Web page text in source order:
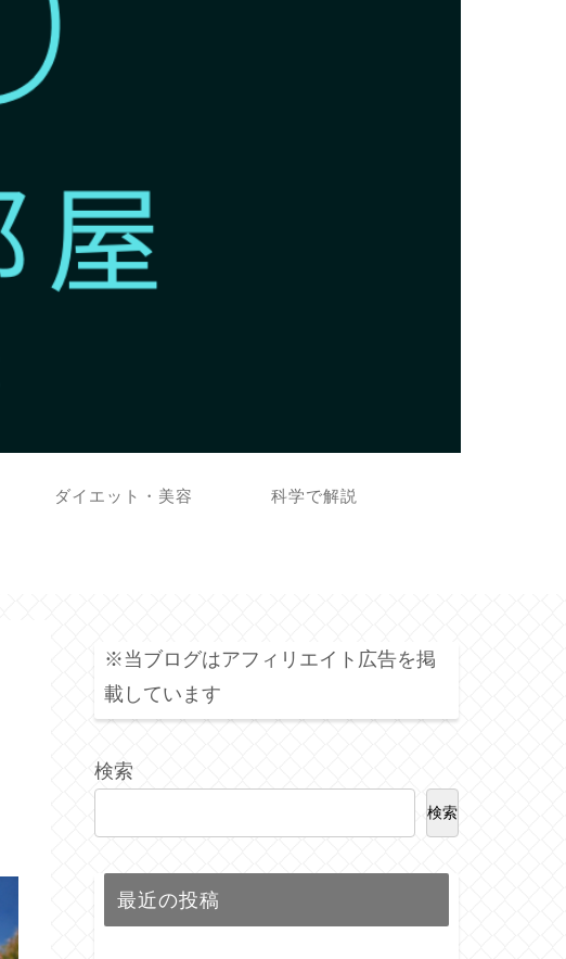
ダイエット・美容 科学で解説
※当ブログはアフィリエイト広告を掲
載しています
検索
検索
最近の投稿